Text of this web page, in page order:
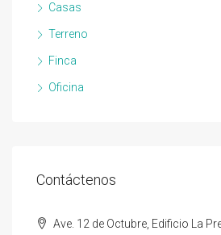
Casas
Terreno
Finca
Oficina
Contáctenos
Ave. 12 de Octubre, Edificio La